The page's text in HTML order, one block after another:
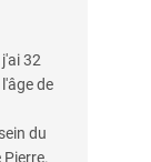
32
de
du
Pierre.